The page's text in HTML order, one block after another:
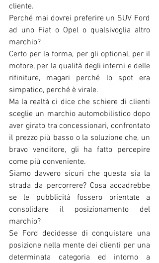
cliente.
Perché mai dovrei preferire un SUV Ford
ad uno Fiat o Opel o qualsivoglia altro
marchio?
Certo per la forma, per gli optional, per il
motore, per la qualità degli interni e delle
rifiniture, magari perché lo spot era
simpatico, perché è virale.
Ma la realtà ci dice che schiere di clienti
sceglie un marchio automobilistico dopo
aver girato tra concessionari, confrontato
il prezzo più basso o la soluzione che, un
bravo venditore, gli ha fatto percepire
come più conveniente.
Siamo davvero sicuri che questa sia la
strada da percorrere? Cosa accadrebbe
se le pubblicità fossero orientate a
consolidare il posizionamento del
marchio?
Se Ford decidesse di conquistare una
posizione nella mente dei clienti per una
determinata categoria ed intorno a